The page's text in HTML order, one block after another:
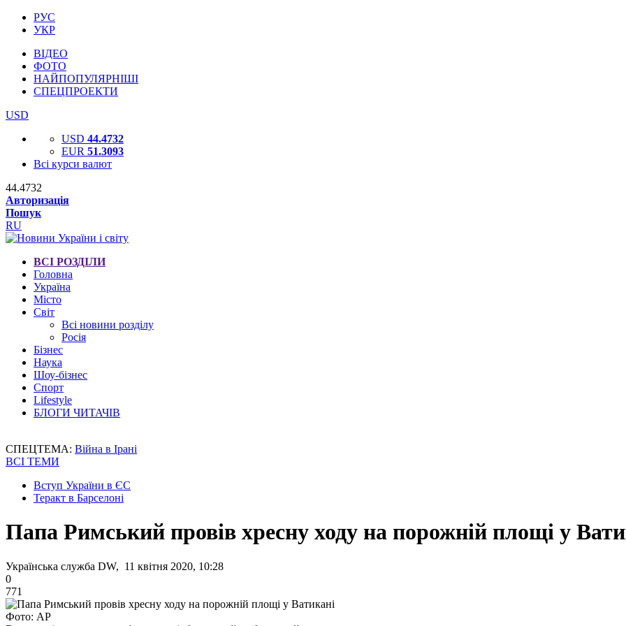
РУС
УКР
ВІДЕО
ФОТО
НАЙПОПУЛЯРНІШІ
СПЕЦПРОЕКТИ
USD
USD 44.4732
EUR 51.3093
Всі курси валют
44.4732
Авторизація
Пошук
RU
ВСІ РОЗДІЛИ
Головна
Україна
Місто
Світ
Всі новини розділу
Росія
Бізнес
Наука
Шоу-бізнес
Спорт
Lifestyle
БЛОГИ ЧИТАЧІВ
СПЕЦТЕМА: Війна в Ірані
ВСІ ТЕМИ
Вступ України в ЄС
Теракт в Барселоні
Папа Римський провів хресну ходу на порожній площі у
Українська служба DW, 11 квітня 2020, 10:28
0
771
Фото: АР